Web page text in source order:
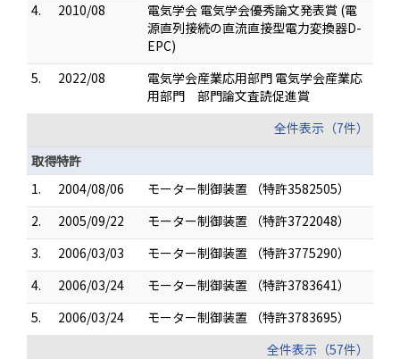
4.
2010/08
電気学会 電気学会優秀論文発表賞 (電
源直列接続の直流直接型電力変換器D-
EPC)
5.
2022/08
電気学会産業応用部門 電気学会産業応
用部門 部門論文査読促進賞
全件表示（7件）
取得特許
1.
2004/08/06
モーター制御装置 （特許3582505）
2.
2005/09/22
モーター制御装置 （特許3722048）
3.
2006/03/03
モーター制御装置 （特許3775290）
4.
2006/03/24
モーター制御装置 （特許3783641）
5.
2006/03/24
モーター制御装置 （特許3783695）
全件表示（57件）